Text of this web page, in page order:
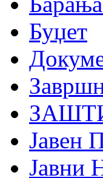
Буџет
Јавен
Јавни